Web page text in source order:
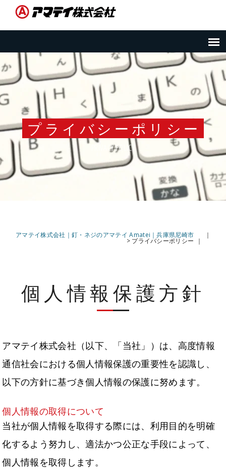
プライバシーポリシー
PRIVACY POLICY
アマテイ株式会社｜釘・ネジのアマテイ Amatei｜兵庫県尼崎市
> プライバシーポリシー
個人情報保護方針
アマテイ株式会社（以下、「当社」）は、高度情報
通信社会における個人情報保護の重要性を認識し、
以下の方針に基づき個人情報の保護に努めます。
個人情報の取得について
当社が個人情報を取得する際には、利用目的を明確
化するよう努力し、適法かつ公正な手段によって、
個人情報を取得します。